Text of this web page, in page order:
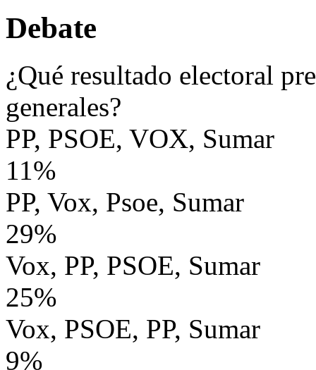
Debate
¿Qué resultado electoral
generales?
PP, PSOE, VOX, Sumar
11%
PP, Vox, Psoe, Sumar
29%
Vox, PP, PSOE, Sumar
25%
Vox, PSOE, PP, Sumar
9%